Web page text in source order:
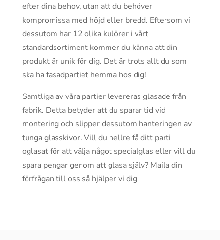
efter dina behov, utan att du behöver
kompromissa med höjd eller bredd. Eftersom vi
dessutom har 12 olika kulörer i vårt
standardsortiment kommer du känna att din
produkt är unik för dig. Det är trots allt du som
ska ha fasadpartiet hemma hos dig!
Samtliga av våra partier levereras glasade från
fabrik. Detta betyder att du sparar tid vid
montering och slipper dessutom hanteringen av
tunga glasskivor. Vill du hellre få ditt parti
oglasat för att välja något specialglas eller vill du
spara pengar genom att glasa själv? Maila din
förfrågan till oss så hjälper vi dig!